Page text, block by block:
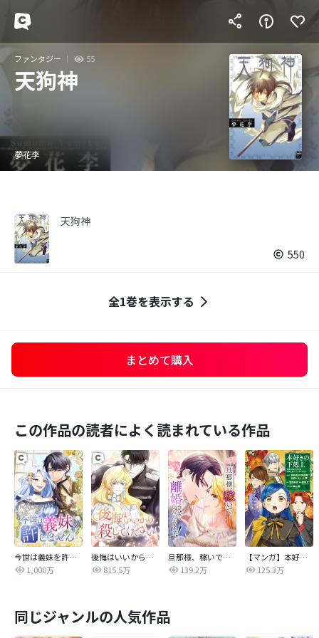
ファンタジー 55
天狗神
夢花李
天狗神
550
全1巻を表示する
まとめて購入
この作品の読者によく読まれている作品
今世は義妹を許しません
1,000万
後悔はいいから殺してください
815.5万
旦那様、稼いで離婚させていただきます！
139.2万
【マンガ】本好きの下剋上 第四部
125.3万
同じジャンルの人気作品